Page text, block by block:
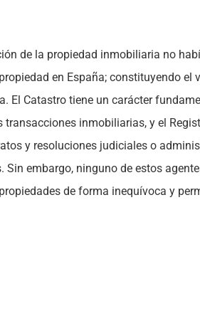
de la propiedad inmobiliaria no
en España; constituyendo el
El Catastro tiene un carácter
inmobiliarias, y el
y resoluciones judiciales o
embargo, ninguno de estos
de forma inequívoca y